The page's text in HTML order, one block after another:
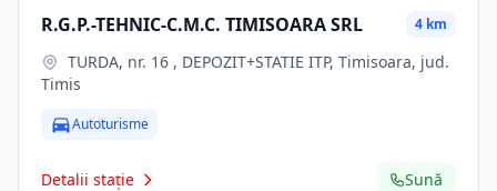
R.G.P.-TEHNIC-C.M.C. TIMISOARA SRL 4 km
Timis
Autoturisme
Detalii stație Sună